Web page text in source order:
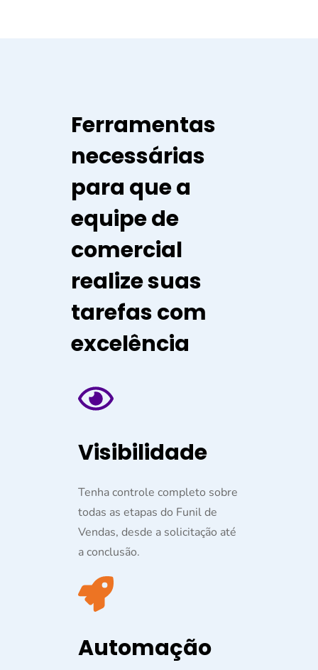
Ferramentas
necessárias
para que a
equipe de
comercial
realize suas
tarefas com
excelência
Visibilidade
Tenha controle completo sobre
todas as etapas do Funil de
Vendas, desde a solicitação até
a conclusão.
Automação